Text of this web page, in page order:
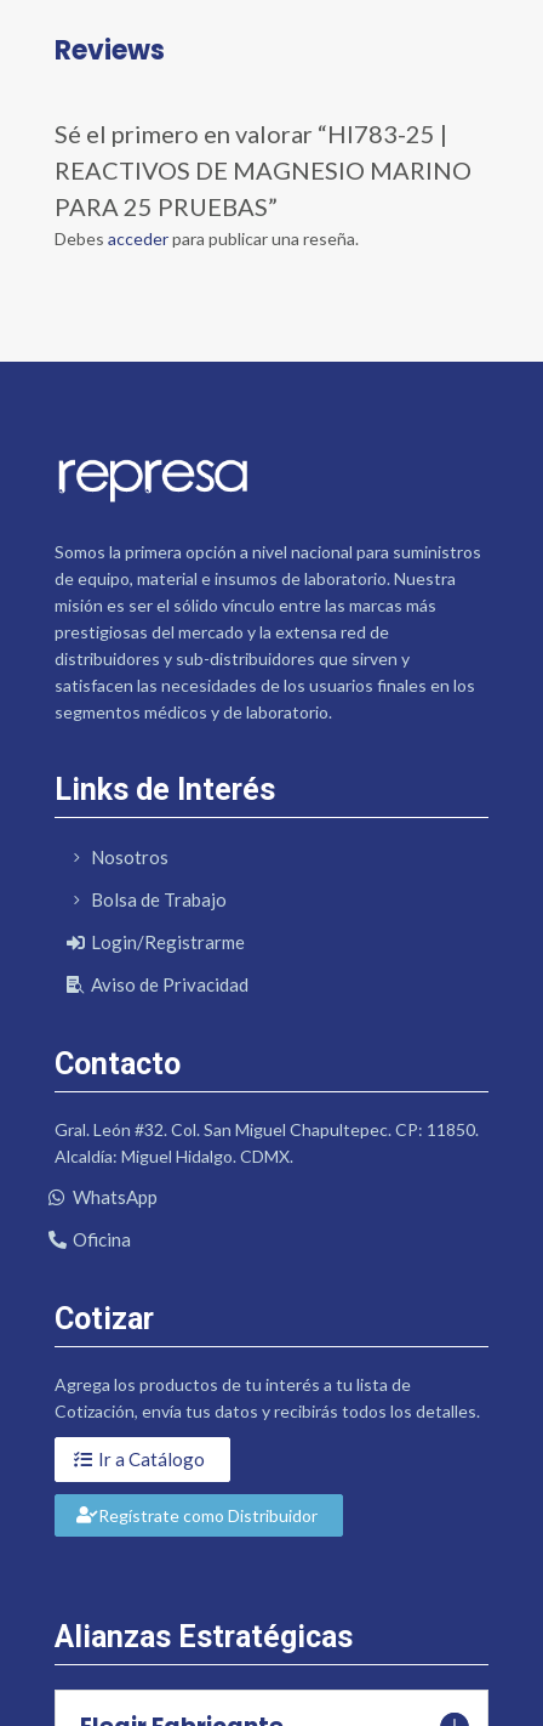
Reviews
Sé el primero en valorar “HI783-25 |
REACTIVOS DE MAGNESIO MARINO
PARA 25 PRUEBAS”
Debes accederpara publicar una reseña.
Somos la primera opción a nivel nacional para suministros
de equipo, material e insumos de laboratorio. Nuestra
misión es ser el sólido vínculo entre las marcas más
prestigiosas del mercado y la extensa red de
distribuidores y sub-distribuidores que sirven y
satisfacen las necesidades de los usuarios finales en los
segmentos médicos y de laboratorio.
Links de Interés
Nosotros
Bolsa de Trabajo
Login/Registrarme
Aviso de Privacidad
Contacto
Gral. León #32. Col. San Miguel Chapultepec. CP: 11850.
Alcaldía: Miguel Hidalgo. CDMX.
WhatsApp
Oficina
Cotizar
Agrega los productos de tu interés a tu lista de
Cotización, envía tus datos y recibirás todos los detalles.
Ir a Catálogo
Regístrate como Distribuidor
Alianzas Estratégicas